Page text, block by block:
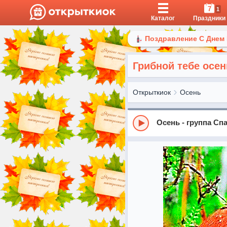
Каталог
7 1
Праздники
Поздравление С
Грибной тебе
Открыткиок Осень
Осень - группа